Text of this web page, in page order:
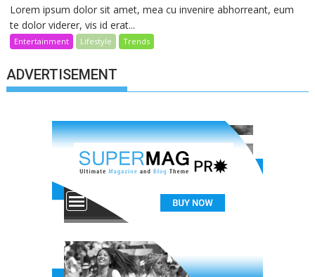
Lorem ipsum dolor sit amet, mea cu invenire abhorreant, eum
te dolor viderer, vis id erat...
Entertainment Lifestyle Trends
ADVERTISEMENT